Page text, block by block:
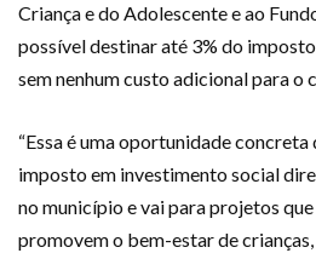
Criança e do Adolescente e ao
possível destinar até 3% do
sem nenhum custo adicional para o
“Essa é uma oportunidade
imposto em investimento social
no município e vai para projetos
promovem o bem-estar de crianças,